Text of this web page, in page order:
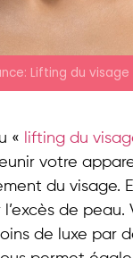
Lifting du visage
« lifting du
votre
du visage.
l’excès de peau.
de luxe par